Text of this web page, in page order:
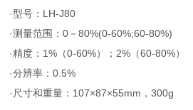
·型号：LH-J80
·测量范围：0－80%(0-60%;60-80%)
·精度：1%（0-60%）；2%（60-80%）
·分辨率：0.5%
· 尺寸和重量：107×87×55mm，300g